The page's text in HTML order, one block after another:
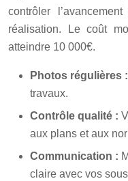
contrôler
réalisation. Le coût
atteindre 10 000€.
Photos régulières :
travaux.
Contrôle qualité :
aux plans et aux
Communication :
claire avec vos